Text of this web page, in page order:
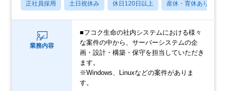
正社員採用 土日祝休み 休日120日以上 産休・育休あり
業務内容
■フコク生命の社内システムにおける様々
な案件の中から、サーバーシステムの企
画・設計・構築・保守を担当していただき
ます。
※Windows、Linuxなどの案件がありま
す。